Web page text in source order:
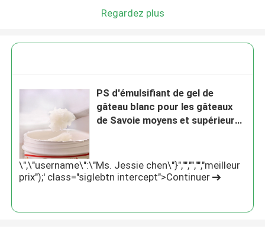
Regardez plus
PS d'émulsifiant de gel de
gâteau blanc pour les gâteaux
de Savoie moyens et supérieurs
\",\"username\":\"Ms. Jessie chen\"}","","","","meilleur
prix");' class="siglebtn intercept">Continuer